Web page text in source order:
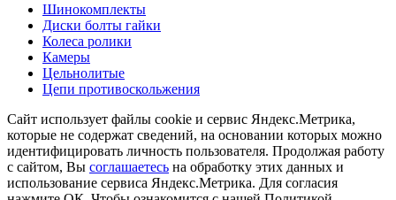
Шинокомплекты
Диски болты гайки
Колеса ролики
Камеры
Цельнолитые
Цепи противоскольжения
Сайт использует файлы cookie и сервис Яндекс.Метрика,
которые не содержат сведений, на основании которых можно
идентифицировать личность пользователя. Продолжая работу
с сайтом, Вы соглашаетесь на обработку этих данных и
использование сервиса Яндекс.Метрика. Для согласия